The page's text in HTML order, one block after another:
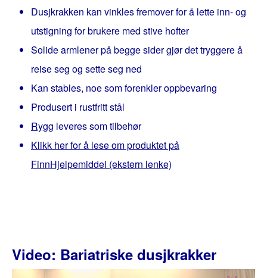
Dusjkrakken kan vinkles fremover for å lette inn- og
utstigning for brukere med stive hofter
Solide armlener på begge sider gjør det tryggere å
reise seg og sette seg ned
Kan stables, noe som forenkler oppbevaring
Produsert i rustfritt stål
Rygg leveres som tilbehør
Klikk her for å lese om produktet på
FinnHjelpemiddel (ekstern lenke)
Video: Bariatriske dusjkrakker